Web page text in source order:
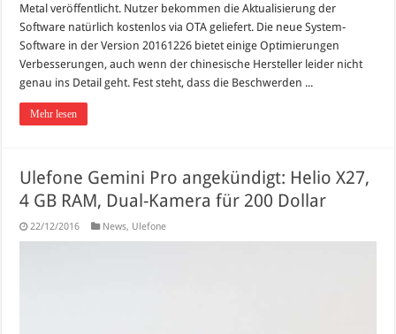
Metal veröffentlicht. Nutzer bekommen die Aktualisierung der
Software natürlich kostenlos via OTA geliefert. Die neue System-
Software in der Version 20161226 bietet einige Optimierungen
Verbesserungen, auch wenn der chinesische Hersteller leider nicht
genau ins Detail geht. Fest steht, dass die Beschwerden ...
Mehr lesen
Ulefone Gemini Pro angekündigt: Helio X27,
4 GB RAM, Dual-Kamera für 200 Dollar
22/12/2016 News, Ulefone